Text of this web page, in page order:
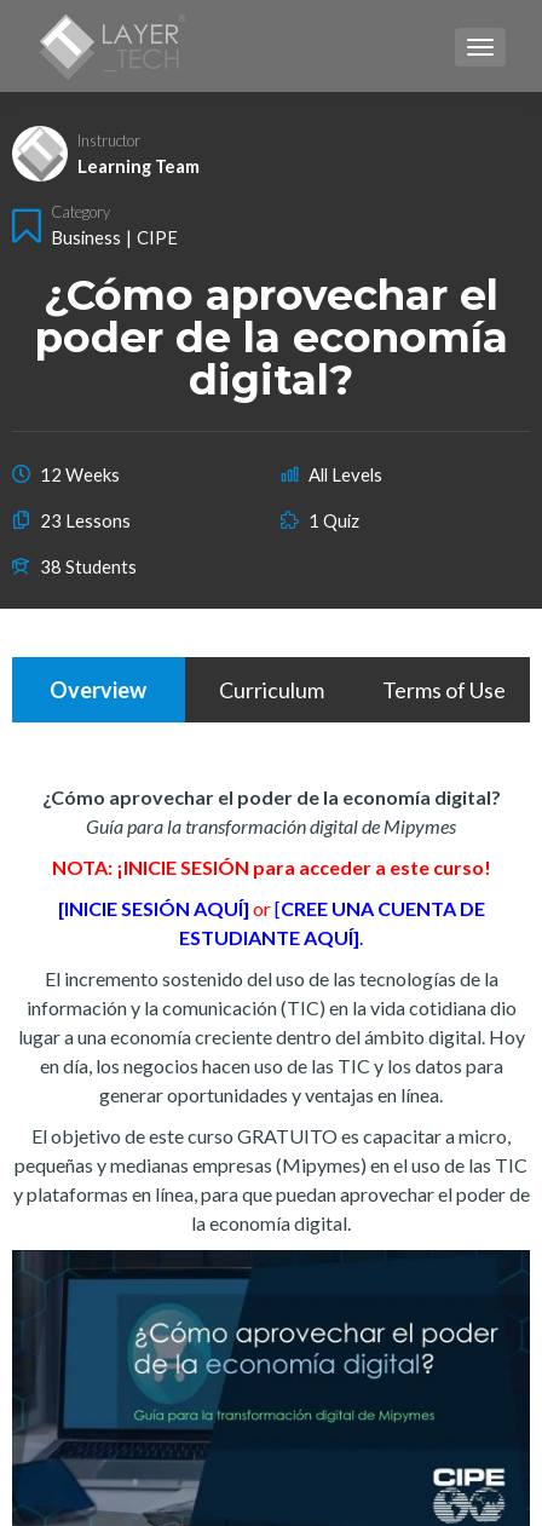
Instructor
Learning Team
Category
Business | CIPE
¿Cómo aprovechar el
poder de la economía
digital?
12 Weeks All Levels
23 Lessons 1 Quiz
38 Students
Overview Curriculum Terms of Use
¿Cómo aprovechar el poder de la economía digital?
Guía para la transformación digital de Mipymes
NOTA: ¡INICIE SESIÓN para acceder a este curso!
[INICIE SESIÓN AQUÍ] or[CREE UNA CUENTA DE
ESTUDIANTE AQUÍ].
El incremento sostenido del uso de las tecnologías de la
información y la comunicación (TIC) en la vida cotidiana dio
lugar a una economía creciente dentro del ámbito digital. Hoy
en día, los negocios hacen uso de las TIC y los datos para
generar oportunidades y ventajas en línea.
El objetivo de este curso GRATUITO es capacitar a micro,
pequeñas y medianas empresas (Mipymes) en el uso de las TIC
y plataformas en línea, para que puedan aprovechar el poder de
la economía digital.